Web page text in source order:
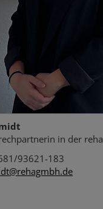
in der reha
93621-183